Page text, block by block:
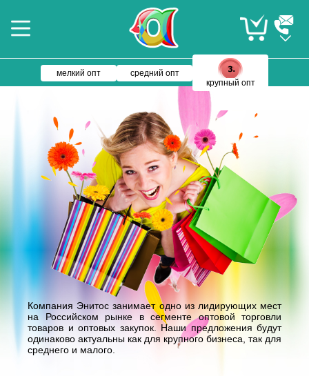
мелкий опт
средний опт
крупный опт
Компания Энитос занимает одно из лидирующих мест
на Российском рынке в сегменте оптовой торговли
товаров и оптовых закупок. Наши предложения будут
одинаково актуальны как для крупного бизнеса, так для
среднего и малого.